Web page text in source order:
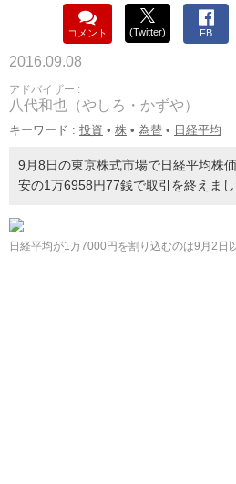
コメント (Twitter) FB
2016.09.08
アドバイザー :
八代和也（やしろ・かずや）
キーワード : 投資 • 株 • 為替 • 日経平均
9月8日の東京株式市場で日経平均株
安の1万6958円77銭で取引を終えまし
日経平均が1万7000円を割り込むのは9月2日